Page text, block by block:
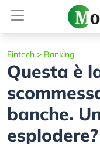
Fintech > Banking
Questa è
banche.
esplodere?